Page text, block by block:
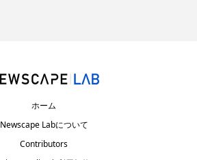
ホーム
Newscape Labについて
Contributors